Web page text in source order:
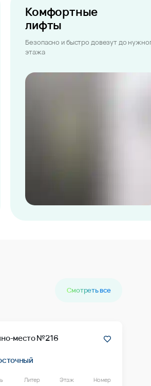
Комфортные
лифты
Безопасно и быстро довезут до
этажа
Смотреть все
место №216
Литер Этаж Номер